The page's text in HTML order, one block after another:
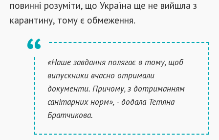
повинні розуміти, що Україна ще не вийшла з
карантину, тому є обмеження.
«Наше завдання полягає в тому, щоб
випускники вчасно отримали
документи. Причому, з дотриманням
санітарних норм», - додала Тетяна
Братчикова.